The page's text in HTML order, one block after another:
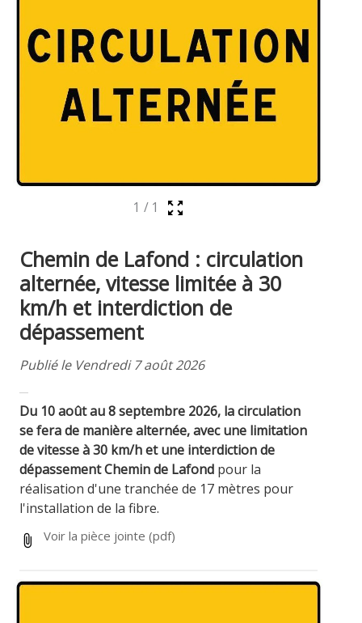
1 / 1
Chemin de Lafond : circulation
alternée, vitesse limitée à 30
km/h et interdiction de
dépassement
Publié le Vendredi 7 août 2026
Du 10 août au 8 septembre 2026, la circulation
se fera de manière alternée, avec une limitation
de vitesse à 30 km/h et une interdiction de
dépassement Chemin de Lafond pour la
réalisation d'une tranchée de 17 mètres pour
l'installation de la fibre.
Voir la pièce jointe (pdf)